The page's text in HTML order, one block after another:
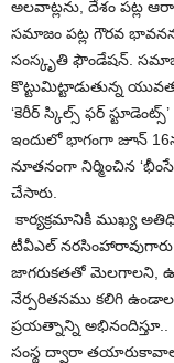
అలవాట్లను, దేశం పట్ల
సమాజం పట్ల గౌరవ
సంస్కృతి ఫౌండేషన్.
కొట్టుమిట్టాడుతున్న
‘కెరీర్ స్కిల్స్ ఫర్
ఇందులో భాగంగా జూన్
నూతనంగా నిర్మించిన
చేసారు.
కార్యక్రమానికి ముఖ్య
టీవీఎల్
జాగరుకతతో మెలగాలని,
నేర్పరితనము కలిగి
ప్రయత్నాన్ని
సంస్థ ద్వారా